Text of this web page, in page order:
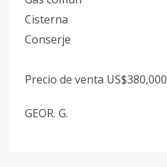
Cisterna
Conserje
Precio de venta US$380,000
GEOR. G.